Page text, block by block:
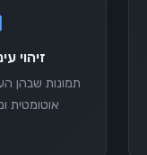
זיהוי
תמונות שבהן
אוטומטית